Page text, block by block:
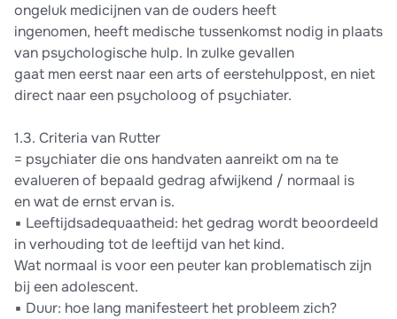
ongeluk medicijnen van de ouders heeft
ingenomen, heeft medische tussenkomst nodig in plaats
van psychologische hulp. In zulke gevallen
gaat men eerst naar een arts of eerstehulppost, en niet
direct naar een psycholoog of psychiater.
1.3. Criteria van Rutter
= psychiater die ons handvaten aanreikt om na te
evalueren of bepaald gedrag afwijkend / normaal is
en wat de ernst ervan is.
▪ Leeftijdsadequaatheid: het gedrag wordt beoordeeld
in verhouding tot de leeftijd van het kind.
Wat normaal is voor een peuter kan problematisch zijn
bij een adolescent.
▪ Duur: hoe lang manifesteert het probleem zich?